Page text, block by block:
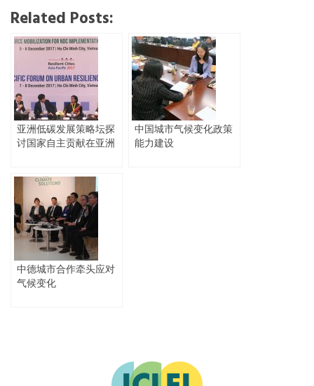
Related Posts:
亚洲低碳发展策略坛探
讨国家自主贡献在亚洲
中国城市气候变化政策
能力建设
中德城市合作牵头应对
气候变化